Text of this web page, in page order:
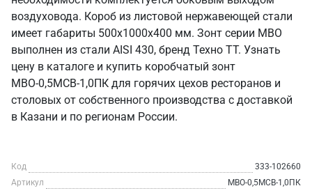
воздуховода. Короб из листовой нержавеющей стали
имеет габариты 500х1000х400 мм. Зонт серии МВО
выполнен из стали AISI 430, бренд Техно ТТ. Узнать
цену в каталоге и купить коробчатый зонт
МВО-0,5МСВ-1,0ПК для горячих цехов ресторанов и
столовых от собственного производства с доставкой
в Казани и по регионам России.
Код
333-102660
Артикул
МВО-0,5МСВ-1,0ПК